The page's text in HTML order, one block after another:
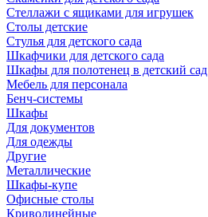
Стеллажи с ящиками для игрушек
Столы детские
Стулья для детского сада
Шкафчики для детского сада
Шкафы для полотенец в детский сад
Мебель для персонала
Бенч-системы
Шкафы
Для документов
Для одежды
Другие
Металлические
Шкафы-купе
Офисные столы
Криволинейные